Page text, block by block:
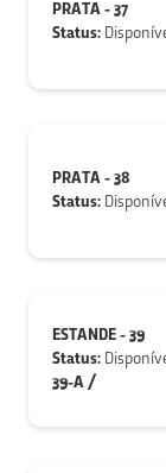
PRATA - 37
Status:
PRATA - 38
Status:
ESTANDE - 39
Status:
39-A /